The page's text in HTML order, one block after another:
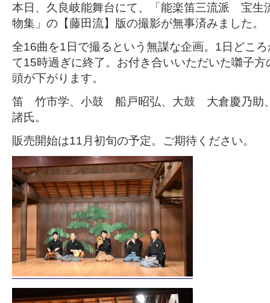
本日、久良岐能舞台にて、「能楽笛三流派 宝
物集」の【藤田流】版の撮影が無事済みました。
全16曲を1日で撮るという無謀な企画。1日どこ
て15時過ぎに終了。お付き合いいただいた囃子
頭が下がります。
笛 竹市学、小鼓 船戸昭弘、大鼓 大倉慶乃助
諸氏。
販売開始は11月初旬の予定。ご期待ください。